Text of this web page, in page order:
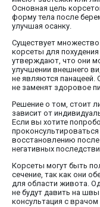
Основная цель
форму тела после
улучшая осанку.
Существует
корсеты для
утверждают, что они
улучшении внешнего
не являются
не заменят здоровое
Решение о том, стоит
зависит от
Если вы хотите
восстановлению
негативных
Корсеты могут быть
сечение, так как они
для области живота.
не будут давить на
консультация с